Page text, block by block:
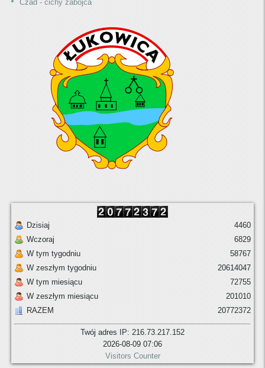
Czad - cichy zabójca
Dzisiaj
Wczoraj
W tym tygodniu
W zeszłym tygodniu
W tym miesiącu
W zeszłym miesiącu
RAZEM
4460
6829
58767
20614047
72755
201010
20772372
Twój adres IP: 216.73.217.152
2026-08-09 07:06
Visitors Counter